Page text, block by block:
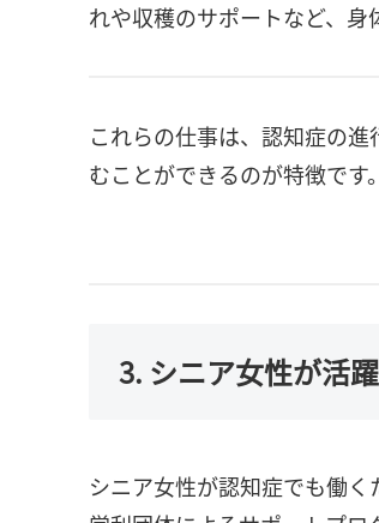
れや収穫のサポートなど、身
これらの仕事は、認知症の
むことができるのが特徴です。
3. シニア女性が活
シニア女性が認知症でも働